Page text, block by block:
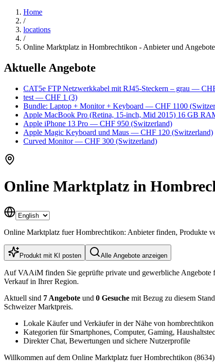
Home
/
locations
/
Online Marktplatz in Hombrechtikon - Anbieter und Angebote
Aktuelle Angebote
CAT5e FTP Netzwerkkabel mit RJ45-Steckern – grau —
test — CHF 1 (3)
Bundle: Laptop + Monitor + Keyboard — CHF 1100
Apple MacBook Pro (Retina, 15-inch, Mid 2015) 16 GB
Apple iPhone 13 Pro — CHF 950 (Switzerland)
Apple Magic Keyboard und Maus — CHF 120 (Switzerland)
Curved Monitor— CHF 300 (Switzerland)
Online Marktplatz in
Online Marktplatz fuer Hombrechtikon: Anbieter finden, Produkte
Produkt mit KI posten Alle Angebote anzeigen
Auf VAAiM finden Sie geprüfte private und gewerbliche Angebote
Verkauf in Ihrer Region.
Aktuell sind 7 Angebote und 0 Gesuche mit Bezug zu diesem
Schweizer Marktpreis.
Lokale Käufer und Verkäufer in der Nähe von
Kategorien für Smartphones, Computer, Gaming,
Direkter Chat, Bewertungen und sichere Nutzerprofile
Willkommen auf dem Online Marktplatz fuer Hombrechtikon